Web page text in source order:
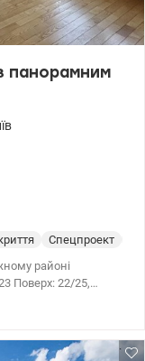
панорамним
Спецпроект
районі
Поверх: 22/25,
Переваги: